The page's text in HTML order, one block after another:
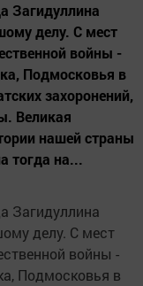
Загидуллина
делу. С мест
войны -
Подмосковья в
захоронений,
Великая
нашей страны
тогда на...
Загидуллина
делу. С мест
войны -
Подмосковья в